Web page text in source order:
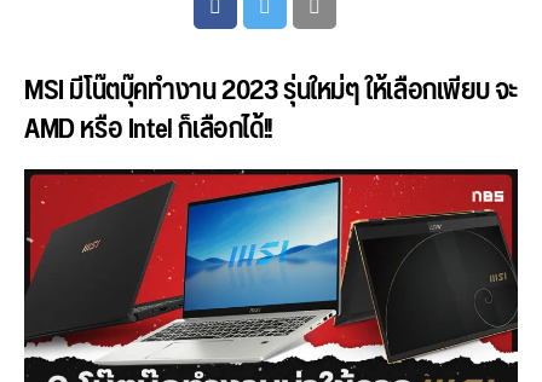
MSI มีโน๊ตบุ๊คทำงาน 2023 รุ่นใหม่ๆ ให้เลือกเพียบ จะ
AMD หรือ Intel ก็เลือกได้!!